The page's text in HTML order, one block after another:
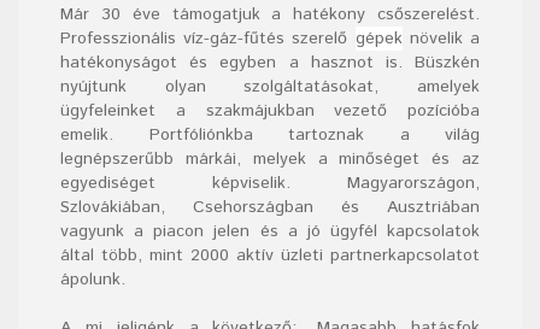
Már 30 éve támogatjuk a hatékony csőszerelést.
Professzionális víz-gáz-fűtés szerelő gépeknövelik a
hatékonyságot és egyben a hasznot is. Büszkén
nyújtunk olyan szolgáltatásokat, amelyek
ügyfeleinket a szakmájukban vezető pozícióba
emelik. Portfóliónkba tartoznak a világ
legnépszerűbb márkái, melyek a minőséget és az
egyediséget képviselik. Magyarországon,
Szlovákiában, Csehországban és Ausztriában
vagyunk a piacon jelen és a jó ügyfél kapcsolatok
által több, mint 2000 aktív üzleti partnerkapcsolatot
ápolunk.